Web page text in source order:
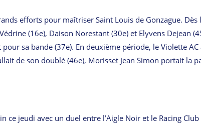
efforts pour maîtriser Saint Louis de Gonzague. Dès
(16e), Daison Norestant (30e) et Elyvens Dejean
sa bande (37e). En deuxième période, le Violette AC
de son doublé (46e), Morisset Jean Simon portait la
jeudi avec un duel entre l’Aigle Noir et le Racing Club